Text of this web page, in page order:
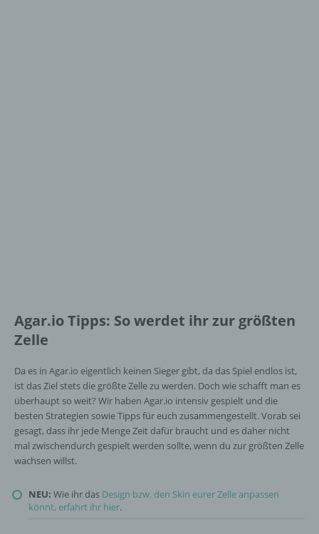
Agar.io Tipps: So werdet ihr zur größten
Zelle
Da es in Agar.io eigentlich keinen Sieger gibt, da das Spiel endlos ist,
ist das Ziel stets die größte Zelle zu werden. Doch wie schafft man es
überhaupt so weit? Wir haben Agar.io intensiv gespielt und die
besten Strategien sowie Tipps für euch zusammengestellt. Vorab sei
gesagt, dass ihr jede Menge Zeit dafür braucht und es daher nicht
mal zwischendurch gespielt werden sollte, wenn du zur größten Zelle
wachsen willst.
NEU: Wie ihr das Design bzw. den Skin eurer Zelle anpassen
könnt, erfahrt ihr hier.